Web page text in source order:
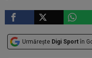
Urmărește Digi Sport în